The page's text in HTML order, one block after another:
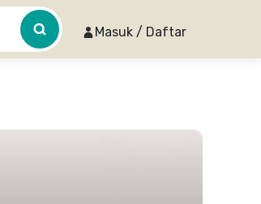
Masuk / Daftar